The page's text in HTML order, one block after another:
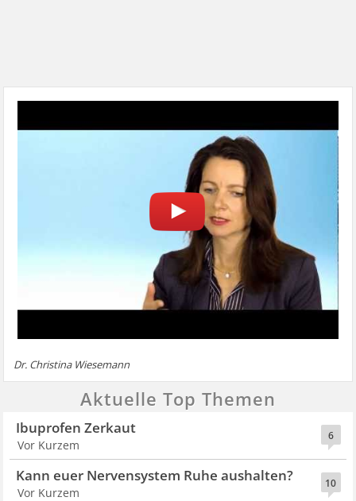
Dr. Christina Wiesemann
Aktuelle Top Themen
6
Ibuprofen Zerkaut
Vor Kurzem
10
Kann euer Nervensystem Ruhe aushalten?
Vor Kurzem